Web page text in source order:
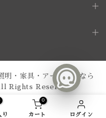
明・家具・アート通販なら
Rights Reserved.
り
0
カート ログイン